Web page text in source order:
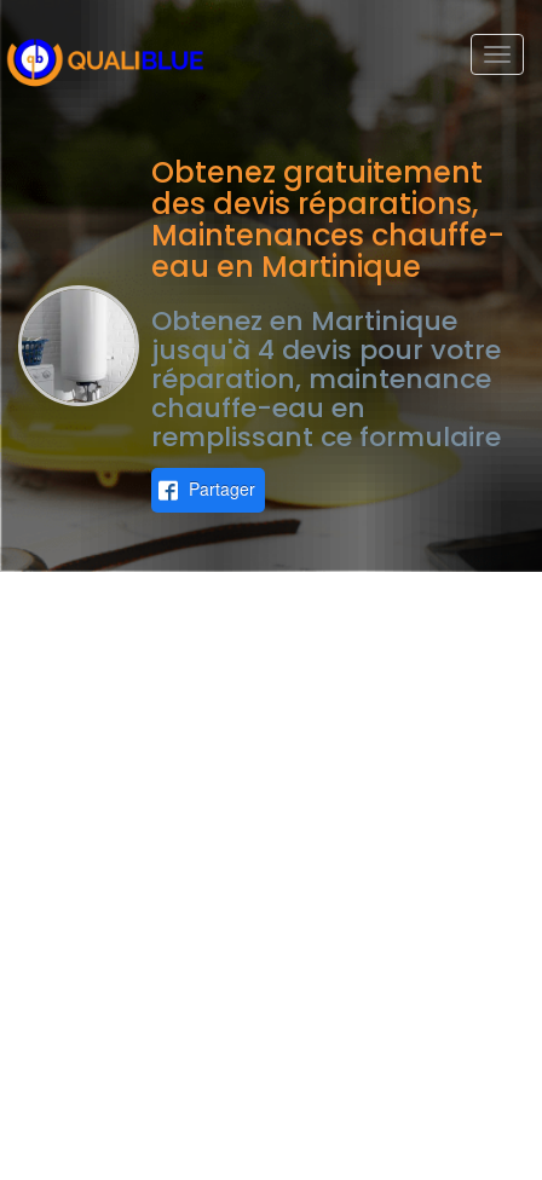
Obtenez gratuitement
des devis réparations,
Maintenances chauffe-
eau en Martinique
Obtenez en Martinique
jusqu'à 4 devis pour votre
réparation, maintenance
chauffe-eau en
remplissant ce formulaire
Partager